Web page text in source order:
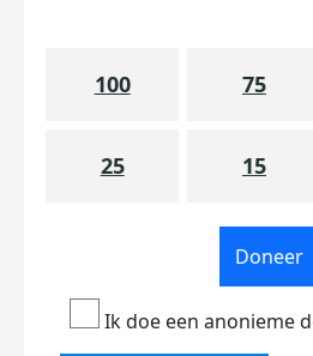
100 75
25 15
Doneer
Ik doe een anonieme